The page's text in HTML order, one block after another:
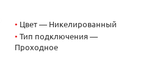
• Цвет — Никелированный
• Тип подключения —
Проходное